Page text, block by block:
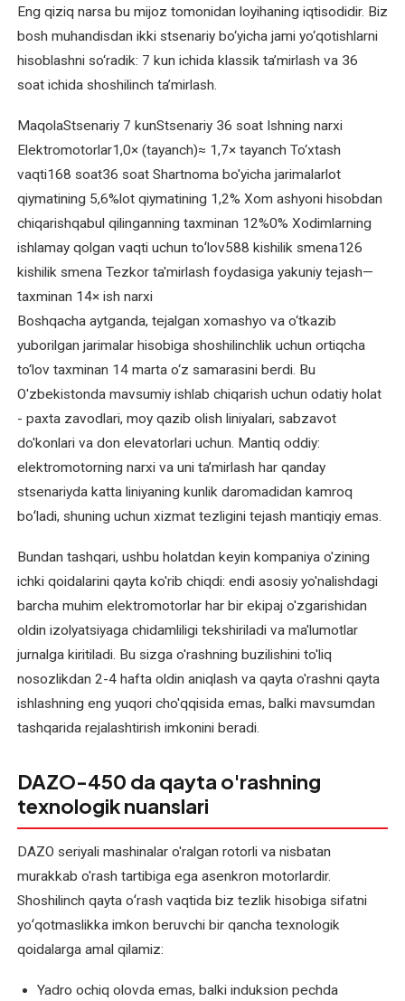
Eng qiziq narsa bu mijoz tomonidan loyihaning iqtisodidir. Biz
bosh muhandisdan ikki stsenariy bo‘yicha jami yo‘qotishlarni
hisoblashni so‘radik: 7 kun ichida klassik ta’mirlash va 36
soat ichida shoshilinch ta’mirlash.
MaqolaStsenariy 7 kunStsenariy 36 soat Ishning narxi
Elektromotorlar1,0× (tayanch)≈ 1,7× tayanch To‘xtash
vaqti168 soat36 soat Shartnoma bo'yicha jarimalarlot
qiymatining 5,6%lot qiymatining 1,2% Xom ashyoni hisobdan
chiqarishqabul qilinganning taxminan 12%0% Xodimlarning
ishlamay qolgan vaqti uchun toʻlov588 kishilik smena126
kishilik smena Tezkor ta'mirlash foydasiga yakuniy tejash—
taxminan 14× ish narxi
Boshqacha aytganda, tejalgan xomashyo va o‘tkazib
yuborilgan jarimalar hisobiga shoshilinchlik uchun ortiqcha
to‘lov taxminan 14 marta o‘z samarasini berdi. Bu
O'zbekistonda mavsumiy ishlab chiqarish uchun odatiy holat
- paxta zavodlari, moy qazib olish liniyalari, sabzavot
do'konlari va don elevatorlari uchun. Mantiq oddiy:
elektromotorning narxi va uni taʼmirlash har qanday
stsenariyda katta liniyaning kunlik daromadidan kamroq
boʻladi, shuning uchun xizmat tezligini tejash mantiqiy emas.
Bundan tashqari, ushbu holatdan keyin kompaniya o'zining
ichki qoidalarini qayta ko'rib chiqdi: endi asosiy yo'nalishdagi
barcha muhim elektromotorlar har bir ekipaj o'zgarishidan
oldin izolyatsiyaga chidamliligi tekshiriladi va ma'lumotlar
jurnalga kiritiladi. Bu sizga o'rashning buzilishini to'liq
nosozlikdan 2-4 hafta oldin aniqlash va qayta o'rashni qayta
ishlashning eng yuqori cho'qqisida emas, balki mavsumdan
tashqarida rejalashtirish imkonini beradi.
DAZO-450 da qayta o'rashning
texnologik nuanslari
DAZO seriyali mashinalar o'ralgan rotorli va nisbatan
murakkab o'rash tartibiga ega asenkron motorlardir.
Shoshilinch qayta oʻrash vaqtida biz tezlik hisobiga sifatni
yoʻqotmaslikka imkon beruvchi bir qancha texnologik
qoidalarga amal qilamiz:
Yadro ochiq olovda emas, balki induksion pechda